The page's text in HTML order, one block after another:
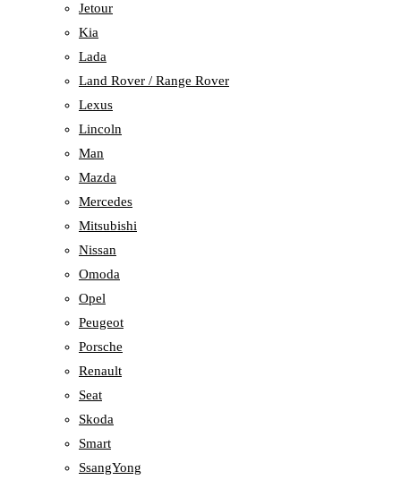
Jetour
Kia
Lada
Land Rover / Range Rover
Lexus
Lincoln
Man
Mazda
Mercedes
Mitsubishi
Nissan
Omoda
Opel
Peugeot
Porsche
Renault
Seat
Skoda
Smart
SsangYong